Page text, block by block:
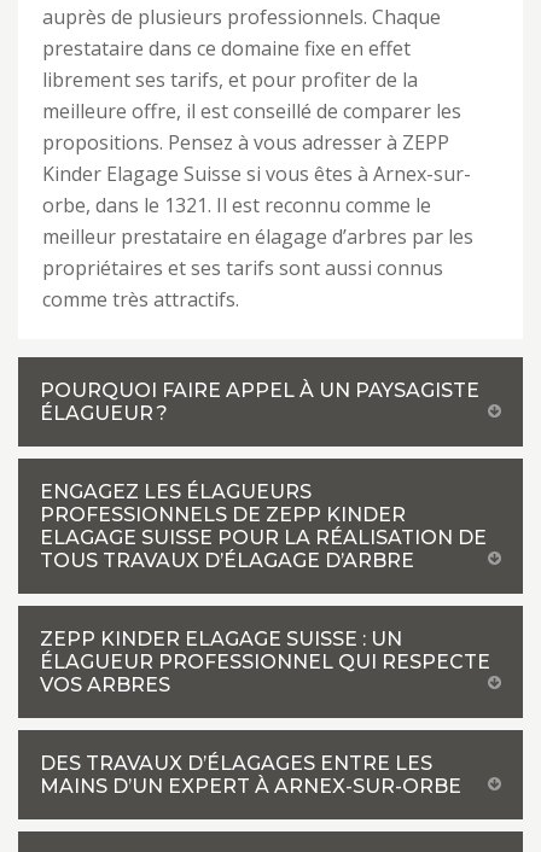
auprès de plusieurs professionnels. Chaque
prestataire dans ce domaine fixe en effet
librement ses tarifs, et pour profiter de la
meilleure offre, il est conseillé de comparer les
propositions. Pensez à vous adresser à ZEPP
Kinder Elagage Suisse si vous êtes à Arnex-sur-
orbe, dans le 1321. Il est reconnu comme le
meilleur prestataire en élagage d’arbres par les
propriétaires et ses tarifs sont aussi connus
comme très attractifs.
POURQUOI FAIRE APPEL À UN PAYSAGISTE
ÉLAGUEUR ?
ENGAGEZ LES ÉLAGUEURS
PROFESSIONNELS DE ZEPP KINDER
ELAGAGE SUISSE POUR LA RÉALISATION DE
TOUS TRAVAUX D’ÉLAGAGE D’ARBRE
ZEPP KINDER ELAGAGE SUISSE : UN
ÉLAGUEUR PROFESSIONNEL QUI RESPECTE
VOS ARBRES
DES TRAVAUX D’ÉLAGAGES ENTRE LES
MAINS D’UN EXPERT À ARNEX-SUR-ORBE